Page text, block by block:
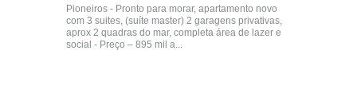
Pioneiros - Pronto para morar, apartamento novo
com 3 suites, (suíte master) 2 garagens privativas,
aprox 2 quadras do mar, completa área de lazer e
social - Preço – 895 mil a...